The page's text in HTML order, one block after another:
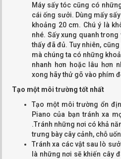
Máy sấy tóc cũng có
cái ống sưởi. Dùng mấy
khoảng 20 cm. Chú ý là
nhé. Sấy xung quanh
thấy đã đủ. Tuy nhiên,
mà chúng ta có những
nhanh hơn hoặc lâu hơn
xong hãy thử gõ vào phím
Tạo một môi trường tốt nhất
Tạo một môi trường ổn
Piano của bạn tránh xa
.Tránh những nơi có khả
trưng bày cây cảnh, chỗ
Tránh xa các vật sau lò
là những nơi sẽ khiến cây